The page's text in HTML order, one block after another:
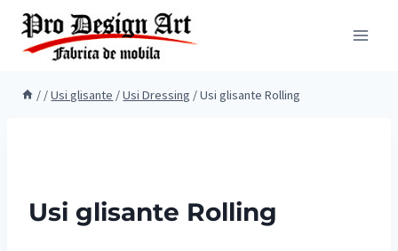
Skip
content
/ /Usi glisante /Usi Dressing /Usi glisante Rolling
Usi glisante Rolling